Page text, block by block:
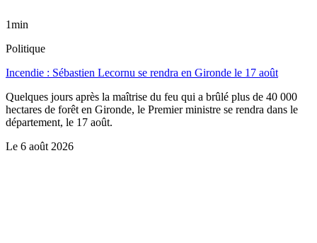
1min
Politique
Incendie : Sébastien Lecornu se rendra en Gironde le 17 août
Quelques jours après la maîtrise du feu qui a brûlé plus de 40 000
hectares de forêt en Gironde, le Premier ministre se rendra dans le
département, le 17 août.
Le 6 août 2026